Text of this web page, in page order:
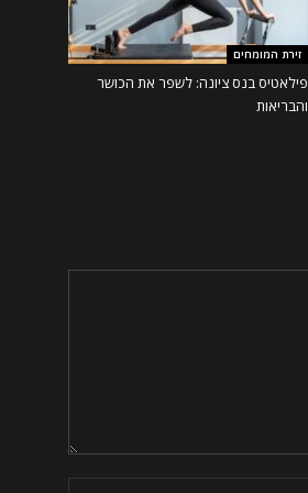
זירת המומחים
פילאטיס בנס ציונה: לשפר את הכושר
והבריאות